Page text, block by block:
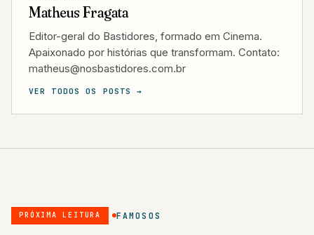
Matheus Fragata
Editor-geral do Bastidores, formado em Cinema.
Apaixonado por histórias que transformam. Contato:
matheus@nosbastidores.com.br
VER TODOS OS POSTS →
PRÓXIMA LEITURA FAMOSOS